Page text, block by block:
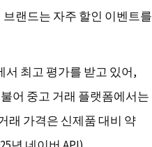
브랜드는 자주 할인 이벤트를
서 최고 평가를 받고 있어,
어 중고 거래 플랫폼에서는
래 가격은 신제품 대비 약